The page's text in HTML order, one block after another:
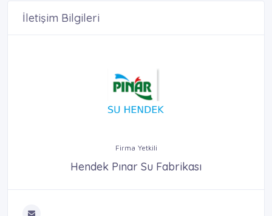
İletişim Bilgileri
Firma Yetkili
Hendek Pınar Su Fabrikası